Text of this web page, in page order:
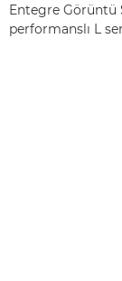
Entegre Görüntü
performanslı L